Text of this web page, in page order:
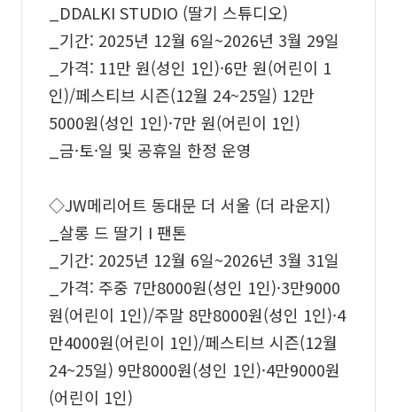
_DDALKI STUDIO (딸기 스튜디오)
_기간: 2025년 12월 6일~2026년 3월 29일
_가격: 11만 원(성인 1인)·6만 원(어린이 1
인)/페스티브 시즌(12월 24~25일) 12만
5000원(성인 1인)·7만 원(어린이 1인)
_금·토·일 및 공휴일 한정 운영
◇JW메리어트 동대문 더 서울 (더 라운지)
_살롱 드 딸기 I 팬톤
_기간: 2025년 12월 6일~2026년 3월 31일
_가격: 주중 7만8000원(성인 1인)·3만9000
원(어린이 1인)/주말 8만8000원(성인 1인)·4
만4000원(어린이 1인)/페스티브 시즌(12월
24~25일) 9만8000원(성인 1인)·4만9000원
(어린이 1인)